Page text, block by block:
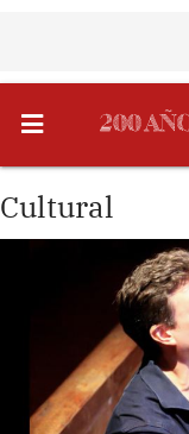
Cultural